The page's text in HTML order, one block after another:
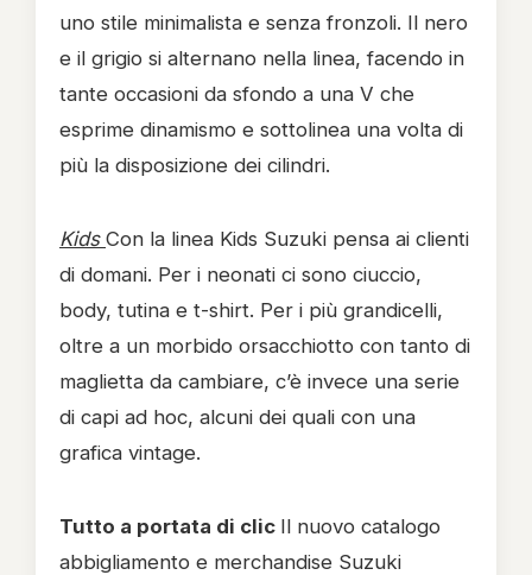
uno stile minimalista e senza fronzoli. Il nero
e il grigio si alternano nella linea, facendo in
tante occasioni da sfondo a una V che
esprime dinamismo e sottolinea una volta di
più la disposizione dei cilindri.
Kids Con la linea Kids Suzuki pensa ai clienti
di domani. Per i neonati ci sono ciuccio,
body, tutina e t-shirt. Per i più grandicelli,
oltre a un morbido orsacchiotto con tanto di
maglietta da cambiare, c’è invece una serie
di capi ad hoc, alcuni dei quali con una
grafica vintage.
Tutto a portata di clic Il nuovo catalogo
abbigliamento e merchandise Suzuki